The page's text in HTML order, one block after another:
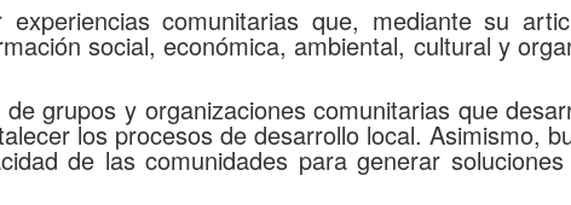
comunitarias que, mediante su
social, económica, ambiental, cultural y
grupos y organizaciones comunitarias que
los procesos de desarrollo local. Asimismo,
de las comunidades para generar